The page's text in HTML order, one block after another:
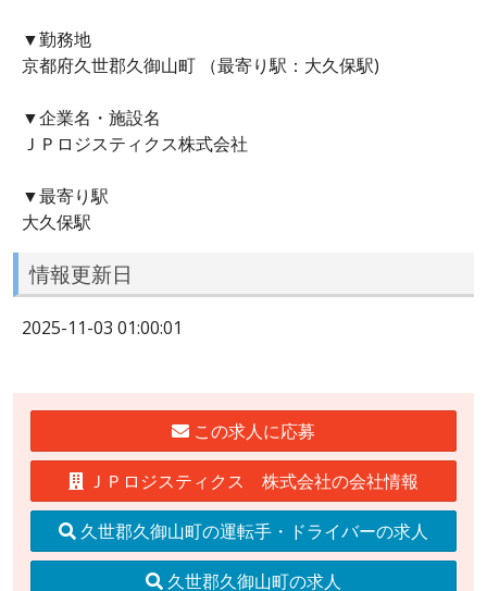
▼勤務地
京都府久世郡久御山町 （最寄り駅：大久保駅)
▼企業名・施設名
ＪＰロジスティクス株式会社
▼最寄り駅
大久保駅
情報更新日
2025-11-03 01:00:01
この求人に応募
ＪＰロジスティクス 株式会社の会社情報
久世郡久御山町の運転手・ドライバーの求人
久世郡久御山町の求人